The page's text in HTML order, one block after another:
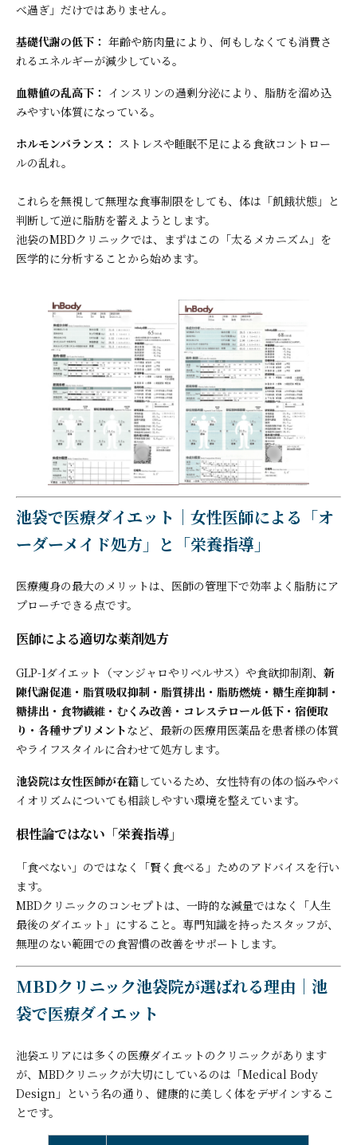
べ過ぎ」だけではありません。
基礎代謝の低下： 年齢や筋肉量により、何もしなくても消費さ
れるエネルギーが減少している。
血糖値の乱高下： インスリンの過剰分泌により、脂肪を溜め込
みやすい体質になっている。
ホルモンバランス： ストレスや睡眠不足による食欲コントロー
ルの乱れ。
これらを無視して無理な食事制限をしても、体は「飢餓状態」と
判断して逆に脂肪を蓄えようとします。
池袋のMBDクリニックでは、まずはこの「太るメカニズム」を
医学的に分析することから始めます。
池袋で医療ダイエット｜女性医師による「オ
ーダーメイド処方」と「栄養指導」
医療痩身の最大のメリットは、医師の管理下で効率よく脂肪にア
プローチできる点です。
医師による適切な薬剤処方
GLP-1ダイエット（マンジャロやリベルサス）や食欲抑制剤、 新
陳代謝促進・脂質吸収抑制・脂質排出・脂肪燃焼・糖生産抑制・
糖排出・食物繊維・むくみ改善・コレステロール低下・宿便取
り・各種サプリメントなど、最新の医療用医薬品を患者様の体質
やライフスタイルに合わせて処方します。
池袋院は女性医師が在籍しているため、女性特有の体の悩みやバ
イオリズムについても相談しやすい環境を整えています。
根性論ではない「栄養指導」
「食べない」のではなく「賢く食べる」ためのアドバイスを行い
ます。
MBDクリニックのコンセプトは、一時的な減量ではなく「人生
最後のダイエット」にすること。専門知識を持ったスタッフが、
無理のない範囲での食習慣の改善をサポートします。
MBDクリニック池袋院が選ばれる理由｜池
袋で医療ダイエット
池袋エリアには多くの医療ダイエットのクリニックがあります
が、MBDクリニックが大切にしているのは「Medical Body
Design」という名の通り、健康的に美しく体をデザインするこ
とです。